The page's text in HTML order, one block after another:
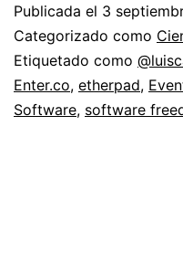
Publicada el 3
Categorizado como
Etiquetado como
Enter.co, etherpad,
Software, software